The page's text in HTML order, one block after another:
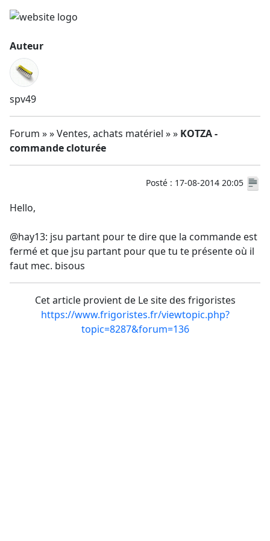
Auteur
spv49
Forum » » Ventes, achats matériel » » KOTZA -
commande cloturée
Posté : 17-08-2014 20:05
Hello,
@hay13: jsu partant pour te dire que la commande est
fermé et que jsu partant pour que tu te présente où il
faut mec. bisous
Cet article provient de Le site des frigoristes
https://www.frigoristes.fr/viewtopic.php?
topic=8287&forum=136